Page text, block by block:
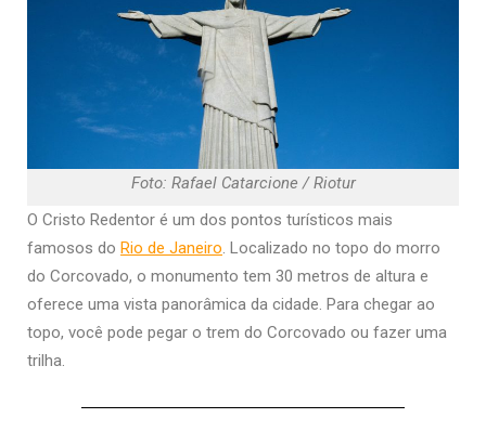
Foto: Rafael Catarcione / Riotur
O Cristo Redentor é um dos pontos turísticos mais
famosos do Rio de Janeiro. Localizado no topo do morro
do Corcovado, o monumento tem 30 metros de altura e
oferece uma vista panorâmica da cidade. Para chegar ao
topo, você pode pegar o trem do Corcovado ou fazer uma
trilha.